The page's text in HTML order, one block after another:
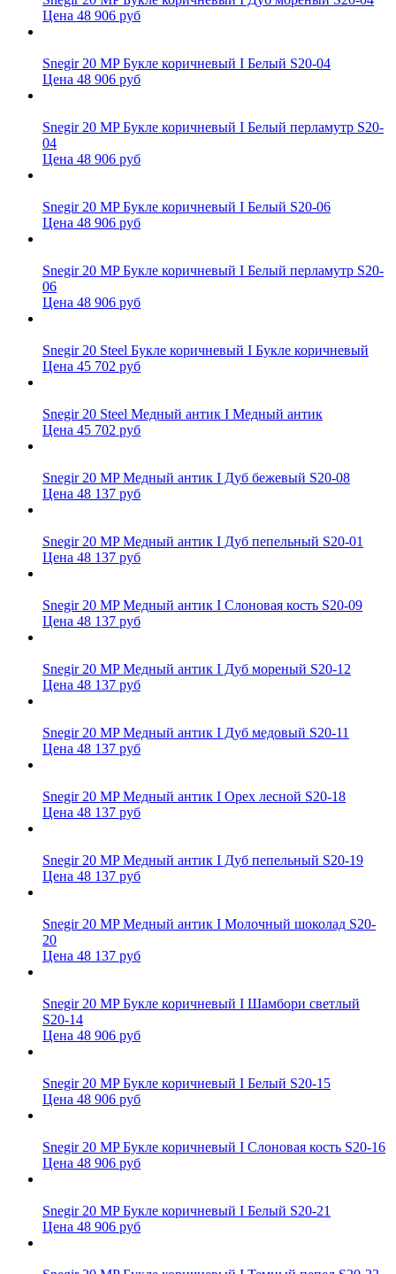
Цена 48 906 руб
Snegir 20 MP Букле коричневый I Белый S20-04
Цена 48 906 руб
Snegir 20 MP Букле коричневый I Белый перламутр S20-
04
Цена 48 906 руб
Snegir 20 MP Букле коричневый I Белый S20-06
Цена 48 906 руб
Snegir 20 MP Букле коричневый I Белый перламутр S20-
06
Цена 48 906 руб
Snegir 20 Steel Букле коричневый I Букле коричневый
Цена 45 702 руб
Snegir 20 Steel Медный антик I Медный антик
Цена 45 702 руб
Snegir 20 MP Медный антик I Дуб бежевый S20-08
Цена 48 137 руб
Snegir 20 MP Медный антик I Дуб пепельный S20-01
Цена 48 137 руб
Snegir 20 MP Медный антик I Слоновая кость S20-09
Цена 48 137 руб
Snegir 20 MP Медный антик I Дуб мореный S20-12
Цена 48 137 руб
Snegir 20 MP Медный антик I Дуб медовый S20-11
Цена 48 137 руб
Snegir 20 MP Медный антик I Орех лесной S20-18
Цена 48 137 руб
Snegir 20 MP Медный антик I Дуб пепельный S20-19
Цена 48 137 руб
Snegir 20 MP Медный антик I Молочный шоколад S20-
20
Цена 48 137 руб
Snegir 20 MP Букле коричневый I Шамбори светлый
S20-14
Цена 48 906 руб
Snegir 20 MP Букле коричневый I Белый S20-15
Цена 48 906 руб
Snegir 20 MP Букле коричневый I Слоновая кость S20-16
Цена 48 906 руб
Snegir 20 MP Букле коричневый I Белый S20-21
Цена 48 906 руб